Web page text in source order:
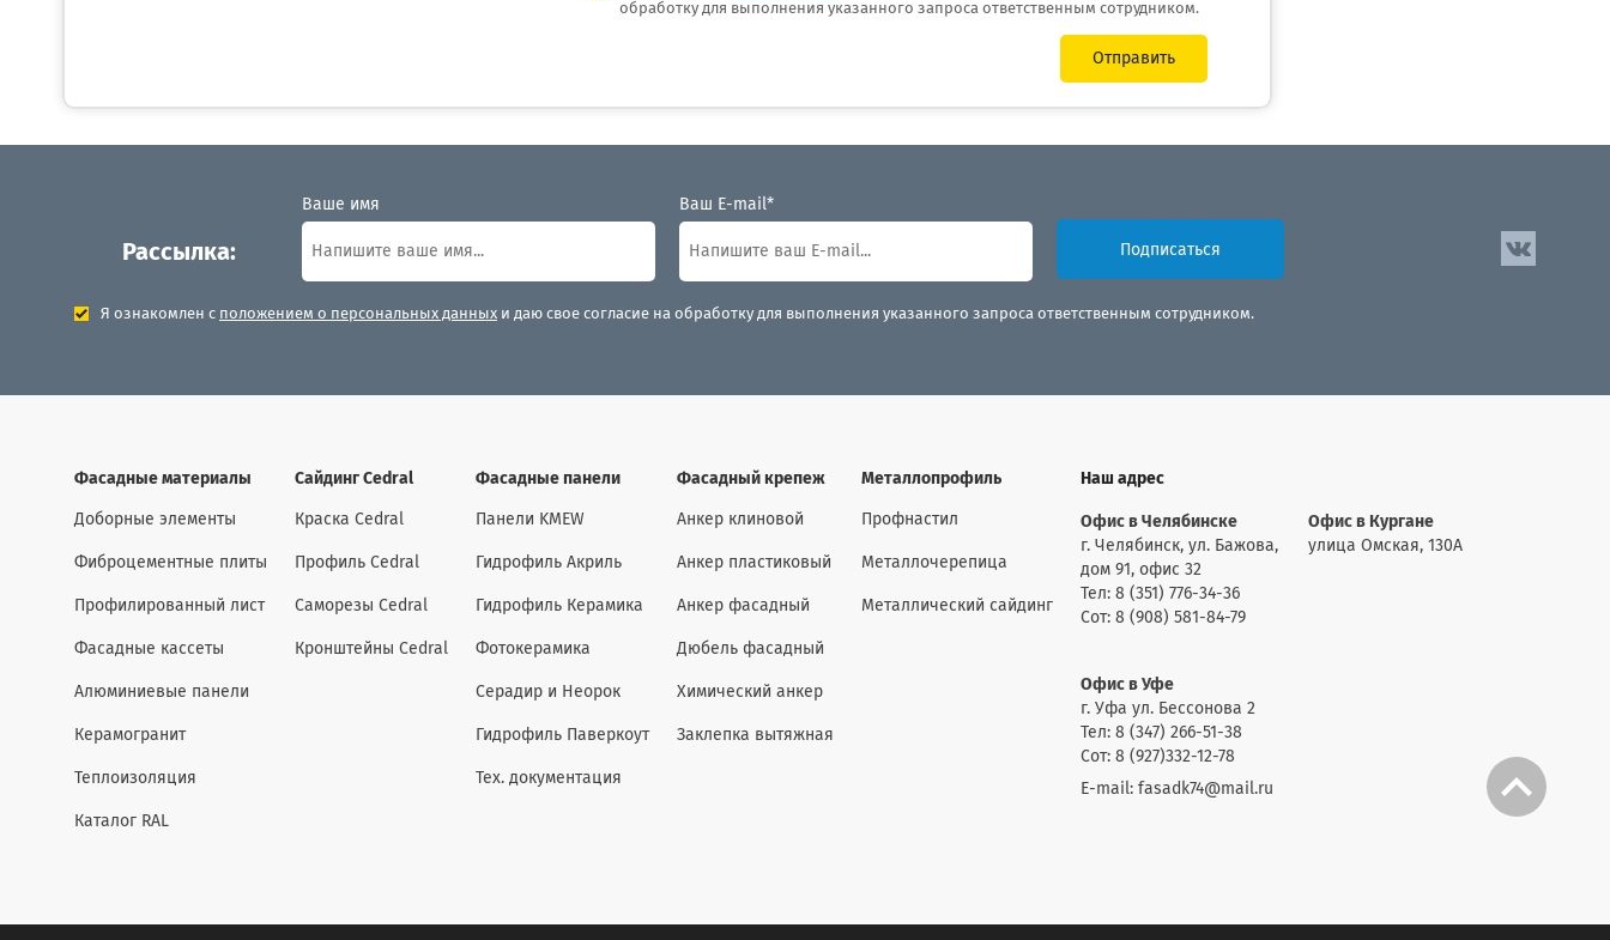
обработку для выполнения указанного запроса ответственным сотрудником.
Отправить
Рассылка:
Ваше имя Ваш E-mail*
Подписаться
Я ознакомлен с положением о персональных данных и даю свое согласие на обработку для выполнения указанного запроса ответственным сотрудником.
Фасадные материалы
Доборные элементы
Фиброцементные плиты
Профилированный лист
Фасадные кассеты
Алюминиевые панели
Керамогранит
Теплоизоляция
Каталог RAL
Сайдинг Cedral
Краска Cedral
Профиль Cedral
Саморезы Cedral
Кронштейны Cedral
Фасадные панели
Панели KMEW
Гидрофиль Акриль
Гидрофиль Керамика
Фотокерамика
Серадир и Неорок
Гидрофиль Паверкоут
Тех. документация
Фасадный крепеж
Анкер клиновой
Анкер пластиковый
Анкер фасадный
Дюбель фасадный
Химический анкер
Заклепка вытяжная
Металлопрофиль
Профнастил
Металлочерепица
Металлический сайдинг
Наш адрес
Офис в Челябинске
г. Челябинск, ул. Бажова,
дом 91, офис 32
Тел: 8 (351) 776-34-36
Сот: 8 (908) 581-84-79
Офис в Кургане
улица Омская, 130А
Офис в Уфе
г. Уфа ул. Бессонова 2
Тел: 8 (347) 266-51-38
Сот: 8 (927)332-12-78
E-mail: fasadk74@mail.ru